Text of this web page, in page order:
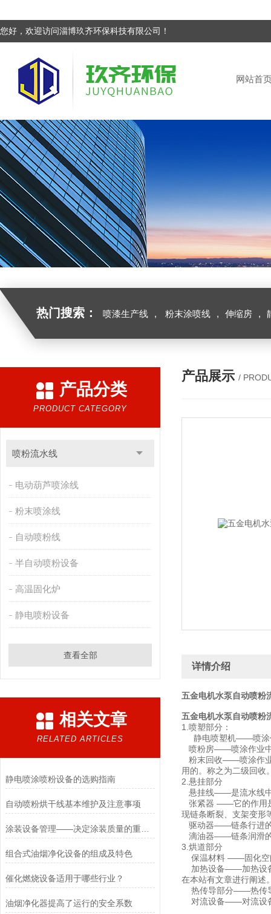
您好，欢迎访问淄博玖齐环保科技有限公司！
网站首
热门搜索： 喷漆生产线 , 粉末涂喷线 , 伸缩房 ,
产品分类
PRODUCT CATEGORY
喷粉流水线
电动葫芦喷涂线
粉末喷涂线
自动喷粉线
半自动喷粉设备
高温固化炉
静电喷粉设备
查看全部
相关文章
RELATED ARTICLES
静电喷涂喷粉设备的选购指南
自动喷粉烘干线基本维护及注意事项
涂装设备管理——决定涂装质量的重要因素
组合式油烟净化设备的组成及特色
催化燃烧设备适用于哪些行业？
油烟净化器提高了运行的安全系数
产品展示 /
详情介绍
五金电机水泵自动喷粉
五金电机水泵自动喷粉
1.喷塑部分：
静电喷塑机——喷涂作
喷粉房——喷涂作业中
粉末回收——喷涂作业
用的。称之为二级回收
2.悬挂部分
悬挂线——是流水线中
张紧器 ——它的作用
现链条断裂、支架变形
驱动器——链条行进的
滴油器——链条润滑的
3.烘道部分
保温材料 ——固化空
加热设备——加热设备
在本站有文章进行阐述
热传导部分——热传导
对流设备——对流设备